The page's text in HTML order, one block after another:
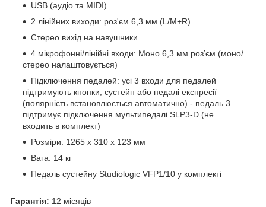
USB (аудіо та MIDI)
2 лінійних виходи: роз'єм 6,3 мм (L/M+R)
Стерео вихід на навушники
4 мікрофонні/лінійні входи: Моно 6,3 мм роз’єм (моно/
стерео налаштовується)
Підключення педалей: усі 3 входи для педалей
підтримують кнопки, сустейн або педалі експресії
(полярність встановлюється автоматично) - педаль 3
підтримує підключення мультипедалі SLP3-D (не
входить в комплект)
Розміри: 1265 x 310 x 123 мм
Вага: 14 кг
Педаль сустейну Studiologic VFP1/10 у комплекті
Гарантія: 12 місяців